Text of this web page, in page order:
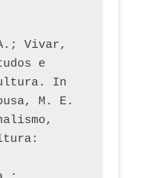
Vivar,
e
In
M. E.